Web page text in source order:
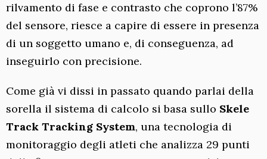
rilvamento di fase e contrasto che coprono l’87%
del sensore, riesce a capire di essere in presenza
di un soggetto umano e, di conseguenza, ad
inseguirlo con precisione.
Come già vi dissi in passato quando parlai della
sorella il sistema di calcolo si basa sullo Skele
Track Tracking System, una tecnologia di
monitoraggio degli atleti che analizza 29 punti